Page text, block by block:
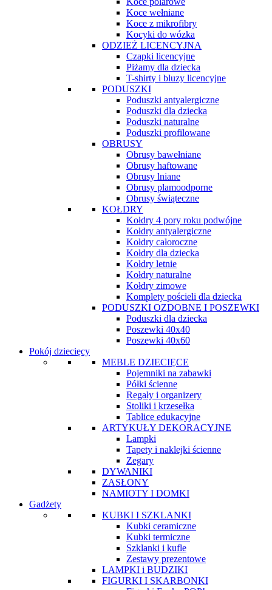
Koce wełniane
Koce z mikrofibry
Kocyki do wózka
ODZIEŻ LICENCYJNA
Czapki licencyjne
Piżamy dla dziecka
T-shirty i bluzy licencyjne
PODUSZKI
Poduszki antyalergiczne
Poduszki dla dziecka
Poduszki naturalne
Poduszki profilowane
OBRUSY
Obrusy bawełniane
Obrusy haftowane
Obrusy lniane
Obrusy plamoodporne
Obrusy świąteczne
KOŁDRY
Kołdry 4 pory roku podwójne
Kołdry antyalergiczne
Kołdry całoroczne
Kołdry dla dziecka
Kołdry letnie
Kołdry naturalne
Kołdry zimowe
Komplety pościeli dla dziecka
PODUSZKI OZDOBNE I POSZEWKI
Poduszki dla dziecka
Poszewki 40x40
Poszewki 40x60
Pokój dziecięcy
MEBLE DZIECIĘCE
Pojemniki na zabawki
Półki ścienne
Regały i organizery
Stoliki i krzesełka
Tablice edukacyjne
ARTYKUŁY DEKORACYJNE
Lampki
Tapety i naklejki ścienne
Zegary
DYWANIKI
ZASŁONY
NAMIOTY I DOMKI
Gadżety
KUBKI I SZKLANKI
Kubki ceramiczne
Kubki termiczne
Szklanki i kufle
Zestawy prezentowe
LAMPKI i BUDZIKI
FIGURKI I SKARBONKI